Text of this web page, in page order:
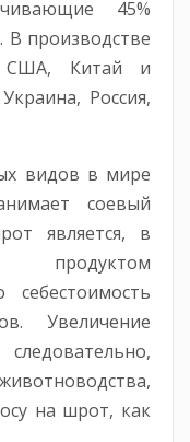
45%
производстве
США, Китай и
Россия,
видов в мире
соевый
является, в
продуктом
Увеличение
на шрот, как